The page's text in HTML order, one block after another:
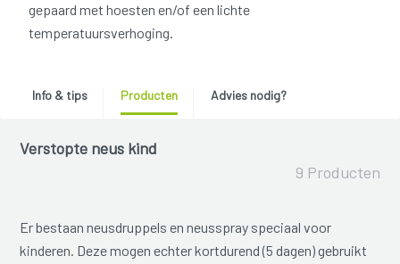
gepaard met hoesten en/of een lichte
temperatuursverhoging.
Info & tips Producten Advies nodig?
Verstopte neus kind
9 Producten
Er bestaan neusdruppels en neusspray speciaal voor
kinderen. Deze mogen echter kortdurend (5 dagen) gebruikt